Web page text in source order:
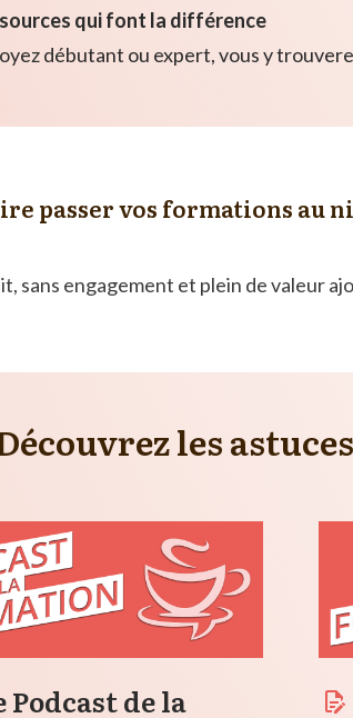
qui font la différence
débutant ou expert, vous y
passer vos formations au
sans engagement et plein de valeur
les
Podcast de la